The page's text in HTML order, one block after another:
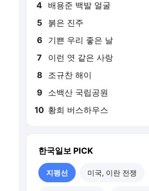
4 배용준 백발 얼굴
5 붉은 진주
6 기쁜 우리 좋은 날
7 이런 엿 같은 사랑
8 조규찬 해이
9 소백산 국립공원
10 황희 버스하우스
한국일보 PICK
지평선 미국, 이란 전쟁